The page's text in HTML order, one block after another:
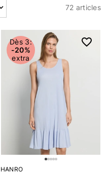
72 articles
Dès 3:
-20%
extra
HANRO